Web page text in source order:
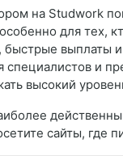
на Studwork
для тех,
быстрые выплаты
специалистов и
высокий
сайты, где